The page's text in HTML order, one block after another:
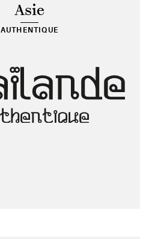
Asie
AUTHENTIQUE